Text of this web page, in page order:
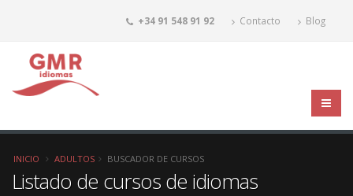
+34 91 548 91 92 Contacto Blog
INICIO ADULTOS BUSCADOR DE CURSOS
Listado de cursos de idiomas